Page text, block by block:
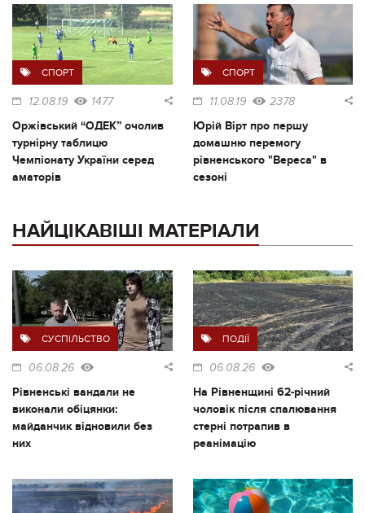
СПОРТ
12.08.19 1477
Оржівський “ОДЕК” очолив
турнірну таблицю
Чемпіонату України серед
аматорів
СПОРТ
11.08.19 2378
Юрій Вірт про першу
домашню перемогу
рівненського "Вереса" в
сезоні
НАЙЦІКАВІШІ МАТЕРІАЛИ
СУСПІЛЬСТВО
06.08.26
Рівненські вандали не
виконали обіцянки:
майданчик відновили без
них
ПОДІЇ
06.08.26
На Рівненщині 62-річний
чоловік після спалювання
стерні потрапив в
реанімацію